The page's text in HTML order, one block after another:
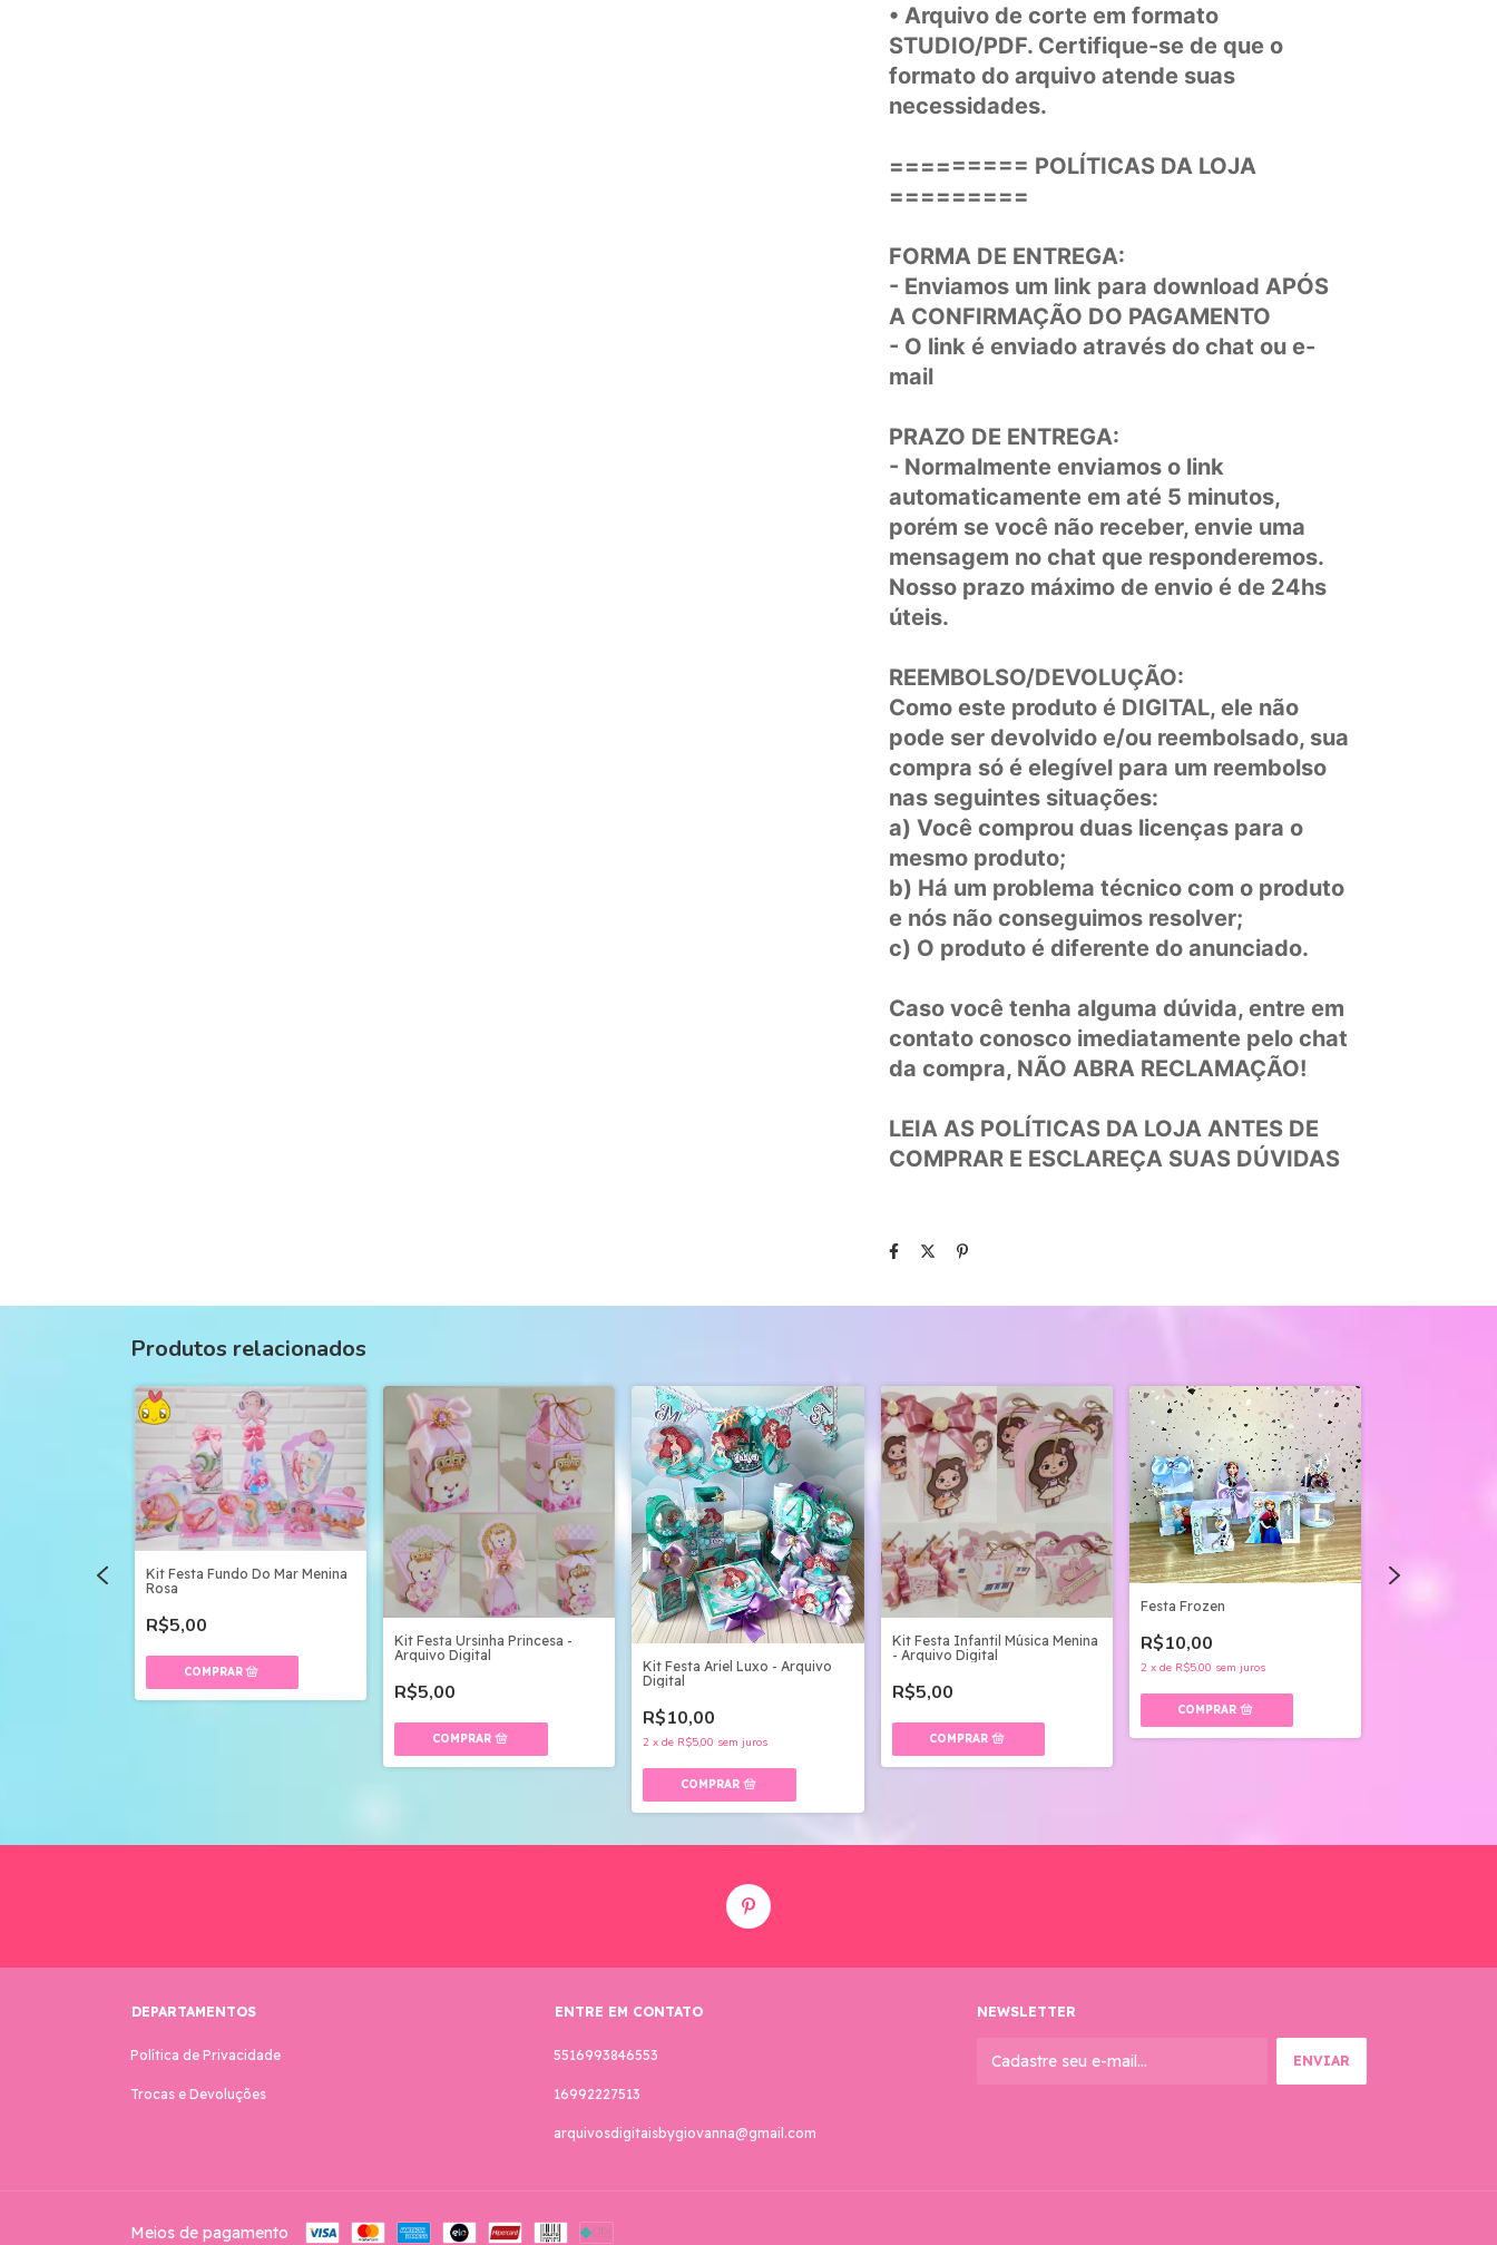
• Arquivo de corte em formato
STUDIO/PDF. Certifique-se de que o
formato do arquivo atende suas
necessidades.
========= POLÍTICAS DA LOJA
=========
FORMA DE ENTREGA:
- Enviamos um link para download APÓS
A CONFIRMAÇÃO DO PAGAMENTO
- O link é enviado através do chat ou e-
mail
PRAZO DE ENTREGA:
- Normalmente enviamos o link
automaticamente em até 5 minutos,
porém se você não receber, envie uma
mensagem no chat que responderemos.
Nosso prazo máximo de envio é de 24hs
úteis.
REEMBOLSO/DEVOLUÇÃO:
Como este produto é DIGITAL, ele não
pode ser devolvido e/ou reembolsado, sua
compra só é elegível para um reembolso
nas seguintes situações:
a) Você comprou duas licenças para o
mesmo produto;
b) Há um problema técnico com o produto
e nós não conseguimos resolver;
c) O produto é diferente do anunciado.
Caso você tenha alguma dúvida, entre em
contato conosco imediatamente pelo chat
da compra, NÃO ABRA RECLAMAÇÃO!
LEIA AS POLÍTICAS DA LOJA ANTES DE
COMPRAR E ESCLAREÇA SUAS DÚVIDAS
Produtos relacionados
Kit Festa Fundo Do Mar Menina
Rosa
R$5,00
Kit Festa Ursinha Princesa -
Arquivo Digital
R$5,00
Kit Festa Ariel Luxo - Arquivo
Digital
R$10,00
2 xde R$5,00 sem juros
Kit Festa Infantil Música Menina
- Arquivo Digital
R$5,00
Festa Frozen
R$10,00
2 x de R$5,00 sem juros
DEPARTAMENTOS
Política de Privacidade
Trocas e Devoluções
ENTRE EM CONTATO
5516993846553
16992227513
arquivosdigitaisbygiovanna@gmail.com
NEWSLETTER
Meios de pagamento